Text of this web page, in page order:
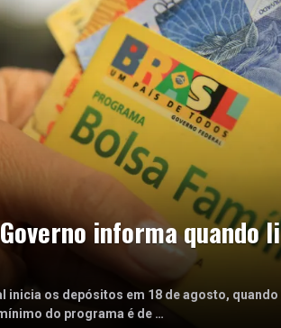
informa quando
inicia os depósitos em 18 de agosto,
do programa é de …